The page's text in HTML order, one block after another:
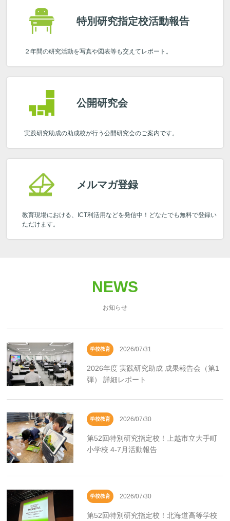
特別研究指定校活動報告
２年間の研究活動を写真や図表等も交えてレポート。
公開研究会
実践研究助成の助成校が行う公開研究会のご案内です。
メルマガ登録
教育現場における、ICT利活用などを発信中！どなたでも無料で登録い
ただけます。
NEWS
お知らせ
学校教育 2026/07/31
2026年度 実践研究助成 成果報告会（第1
弾） 詳細レポート
学校教育 2026/07/30
第52回特別研究指定校！上越市立大手町
小学校 4-7月活動報告
学校教育 2026/07/30
第52回特別研究指定校！北海道高等学校